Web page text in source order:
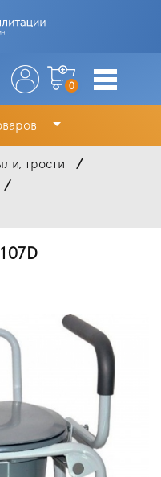
0
трости